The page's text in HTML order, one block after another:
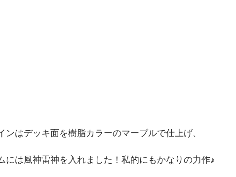
ンはデッキ面を樹脂カラーのマーブルで仕上げ、
には風神雷神を入れました！私的にもかなりの力作♪